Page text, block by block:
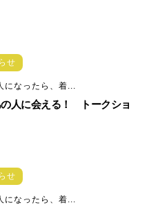
せ
になったら、着...
人に会える！ トークショ
せ
になったら、着...